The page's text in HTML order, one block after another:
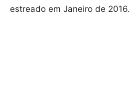
estreado em Janeiro de 2016.